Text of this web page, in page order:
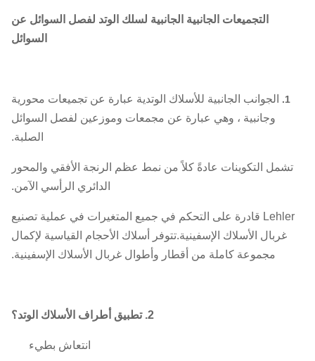
التجميعات الجانبية الجانبية لسلك الوتد لفصل السوائل عن
السوائل
الجوانب الجانبية للأسلاك الوتدية عبارة عن تجميعات محورية
وجانبية ، وهي عبارة عن مجمعات وموزعين لفصل السوائل
الصلبة.
تشمل التكوينات عادةً كلاً من نمط عظم الرنجة الأفقي والمحور
الدائري الرأسي الآمن.
Lehler قادرة على التحكم في جميع المتغيرات في عملية تصنيع
غربال الأسلاك الإسفينية.تتوفر أسلاك الأحجام القياسية لإكمال
مجموعة كاملة من أقطار وأطوال غربال الأسلاك الإسفينية.
انتعاش بطيء